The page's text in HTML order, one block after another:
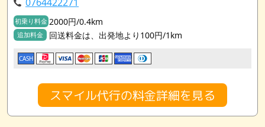
初乗り料金 2000円/0.4km
追加料金 回送料金は、出発地より100円/1km
CASH
スマイル代行の料金詳細を見る